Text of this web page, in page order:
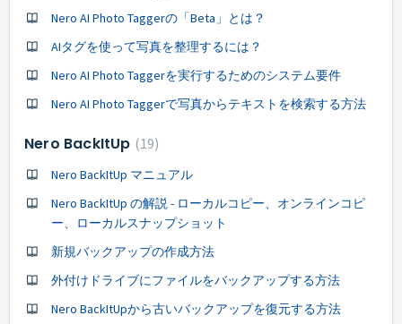
Nero AI Photo Taggerの「Beta」とは？
AIタグを使って写真を整理するには？
Nero AI Photo Taggerを実行するためのシステム要件
Nero AI Photo Taggerで写真からテキストを検索する方法
Nero BackItUp 19
Nero BackItUp マニュアル
Nero BackItUp の解説 - ローカルコピー、オンラインコピ
ー、ローカルスナップショット
新規バックアップの作成方法
外付けドライブにファイルをバックアップする方法
Nero BackItUpから古いバックアップを復元する方法